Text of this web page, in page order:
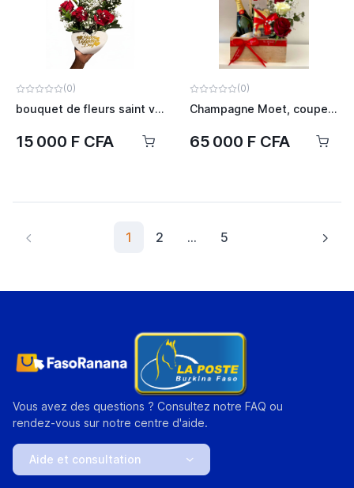
(0)
bouquet de fleurs saint valentin
15 000 F CFA
(0)
Champagne Moet, coupe de champagne, roses, chocolat
65 000 F CFA
1 2 ... 5
Vous avez des questions ? Consultez notre FAQ ou
rendez-vous sur notre centre d'aide.
Aide et consultation